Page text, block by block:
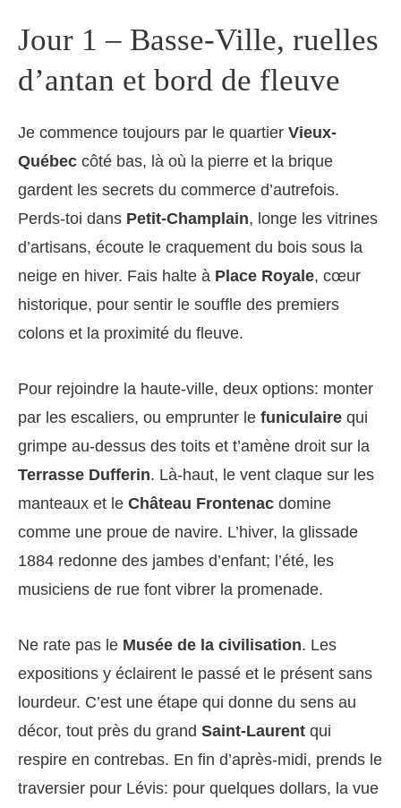
Jour 1 – Basse-Ville, ruelles
d’antan et bord de fleuve
Je commence toujours par le quartier Vieux-
Québec côté bas, là où la pierre et la brique
gardent les secrets du commerce d’autrefois.
Perds-toi dans Petit-Champlain, longe les vitrines
d’artisans, écoute le craquement du bois sous la
neige en hiver. Fais halte à Place Royale, cœur
historique, pour sentir le souffle des premiers
colons et la proximité du fleuve.
Pour rejoindre la haute-ville, deux options: monter
par les escaliers, ou emprunter le funiculaire qui
grimpe au-dessus des toits et t’amène droit sur la
Terrasse Dufferin. Là-haut, le vent claque sur les
manteaux et le Château Frontenac domine
comme une proue de navire. L’hiver, la glissade
1884 redonne des jambes d’enfant; l’été, les
musiciens de rue font vibrer la promenade.
Ne rate pas le Musée de la civilisation. Les
expositions y éclairent le passé et le présent sans
lourdeur. C’est une étape qui donne du sens au
décor, tout près du grand Saint-Laurent qui
respire en contrebas. En fin d’après-midi, prends le
traversier pour Lévis: pour quelques dollars, la vue